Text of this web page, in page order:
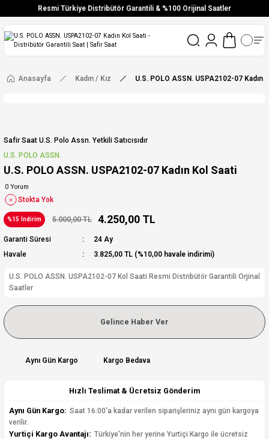
Resmi Türkiye Distribütör Garantili & %100 Orijinal Saatler
Vade Farksız 6 Taksit
Aynı Gün Stoktan Gönderim
Ücretsiz Kargo
Anasayfa Kadın / Kız U.S. POLO ASSN. USPA2102-07 Kadın
Safir Saat U.s. Polo Assn. Yetkili Satıcısıdır
U.S. POLO ASSN.
U.S. POLO ASSN. USPA2102-07 Kadın Kol Saati
0 Yorum
Stokta Yok
%15 İndirim 5.000,00 TL 4.250,00 TL
Garanti Süresi
24 Ay
Havale
3.825,00 TL (%10,00 havale indirimi)
U.S. POLO ASSN. USPA2102-07 Kol Saati Resmi Distribütör Garantili Orjinal
Saatler
Gelince Haber Ver
Aynı Gün Kargo Kargo Bedava
Hızlı Teslimat & Ücretsiz Gönderim
Aynı Gün Kargo: Saat 16:00'a kadar verilen siparişleriniz aynı gün kargoya
verilir.
Yurtiçi Kargo Avantajı: Türkiye'nin her yerine Yurtiçi Kargo ile ücretsiz